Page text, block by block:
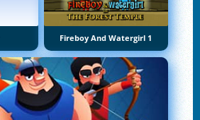
Fireboy And Watergirl 1